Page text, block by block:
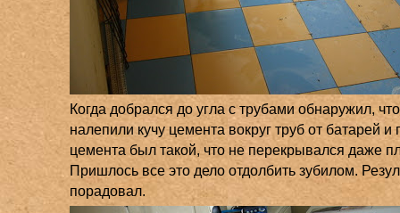
Когда добрался до угла с трубами обнаружил,
налепили кучу цемента вокруг труб от батарей и
цемента был такой, что не перекрывался даже
Пришлось все это дело отдолбить зубилом.
порадовал.